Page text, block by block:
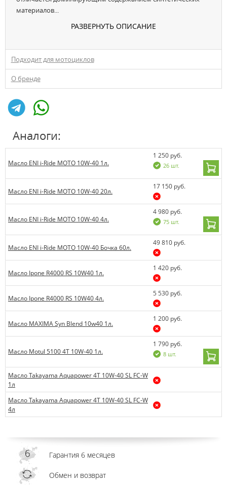
материалов...
РАЗВЕРНУТЬ ОПИСАНИЕ
Подходит для мотоциклов
О бренде
Аналоги:
Масло ENI i-Ride MOTO 10W-40 1л.
1 250 руб.
26 шт.
Масло ENI i-Ride MOTO 10W-40 20л.
17 150 руб.
Масло ENI i-Ride MOTO 10W-40 4л.
4 980 руб.
75 шт.
Масло ENI i-Ride MOTO 10W-40 Бочка 60л.
49 810 руб.
Масло Ipone R4000 RS 10W40 1л.
1 420 руб.
Масло Ipone R4000 RS 10W40 4л.
5 530 руб.
Масло MAXIMA Syn Blend 10w40 1л.
1 200 руб.
Масло Motul 5100 4T 10W-40 1л.
1 790 руб.
8 шт.
Масло Takayama Aquapower 4T 10W-40 SL FC-W
1л
Масло Takayama Aquapower 4T 10W-40 SL FC-W
4л
Гарантия 6 месяцев
Обмен и возврат